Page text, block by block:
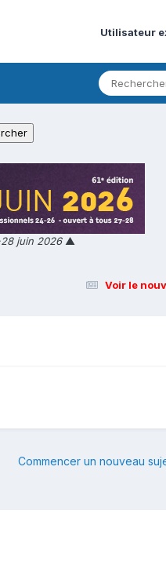
Utilisateur
juin 2026▲
Voir le
Commencer un nouveau